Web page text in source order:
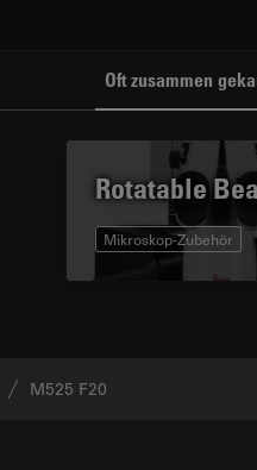
Oft zusammen
Rotatable
Mikroskop-Zubehör
M525 F20